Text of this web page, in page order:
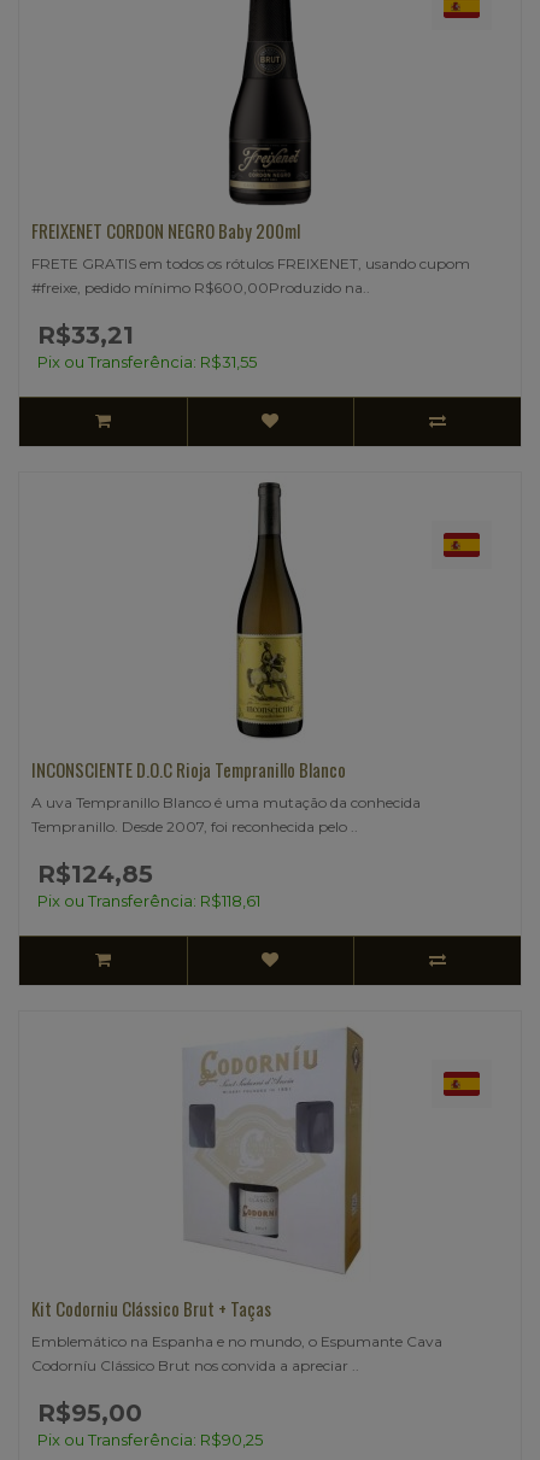
FREIXENET CORDON NEGRO Baby 200ml
FRETE GRATIS em todos os rótulos FREIXENET, usando cupom
#freixe, pedido mínimo R$600,00Produzido na..
R$33,21
Pix ou Transferência: R$31,55
INCONSCIENTE D.O.C Rioja Tempranillo Blanco
A uva Tempranillo Blanco é uma mutação da conhecida
Tempranillo. Desde 2007, foi reconhecida pelo ..
R$124,85
Pix ou Transferência: R$118,61
Kit Codorniu Clássico Brut + Taças
Emblemático na Espanha e no mundo, o Espumante Cava
Codorníu Clássico Brut nos convida a apreciar ..
R$95,00
Pix ou Transferência: R$90,25